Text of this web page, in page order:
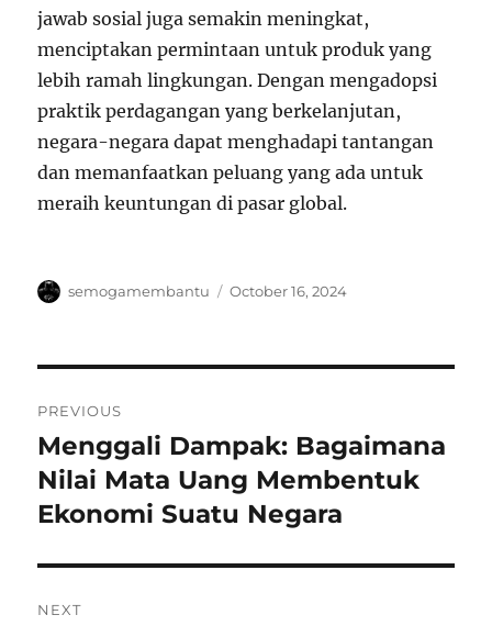
jawab sosial juga semakin meningkat,
menciptakan permintaan untuk produk yang
lebih ramah lingkungan. Dengan mengadopsi
praktik perdagangan yang berkelanjutan,
negara-negara dapat menghadapi tantangan
dan memanfaatkan peluang yang ada untuk
meraih keuntungan di pasar global.
Author
semogamembantu
Posted
October 16, 2024
navigation
PREVIOUS
Previous
post:
Menggali Dampak: Bagaimana
Nilai Mata Uang Membentuk
Ekonomi Suatu Negara
NEXT